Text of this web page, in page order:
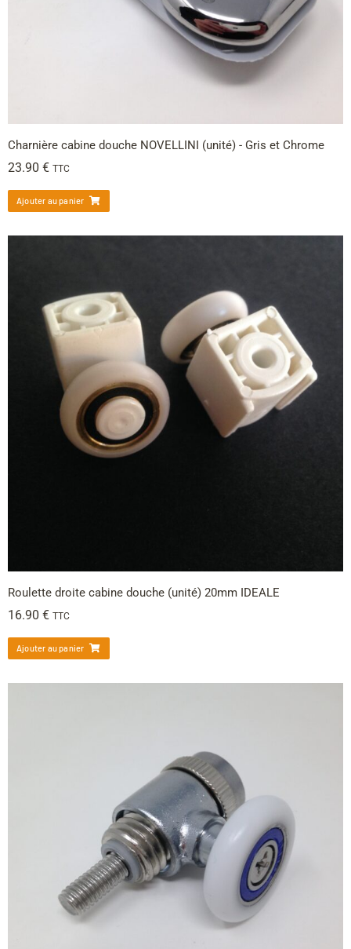
Charnière cabine douche NOVELLINI (unité) - Gris et Chrome
23.90 € TTC
Ajouter au panier
Roulette droite cabine douche (unité) 20mm IDEALE
16.90 € TTC
Ajouter au panier